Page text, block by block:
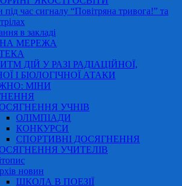
під час сигналу “Повітряна тривога!” та
в закладі
МЕРЕЖА
ДІЙ У РАЗІ РАДІАЦІЙНОЇ,
І БІОЛОГІЧНОЇ АТАКИ
МІНИ
УЧНІВ
ОЛІМПІАДИ
КОНКУРСИ
СПОРТИВНІ ДОСЯГНЕННЯ
УЧИТЕЛІВ
новин
ШКОЛА В ПОЕЗІЇ